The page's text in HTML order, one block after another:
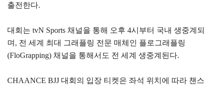
출전한다.
대회는 tvN Sports 채널을 통해 오후 4시부터 국내 생중계되
며, 전 세계 최대 그래플링 전문 매체인 플로그래플링
(FloGrapping) 채널을 통해서도 전 세계 생중계된다.
CHAANCE BJJ 대회의 입장 티켓은 좌석 위치에 따라 챈스